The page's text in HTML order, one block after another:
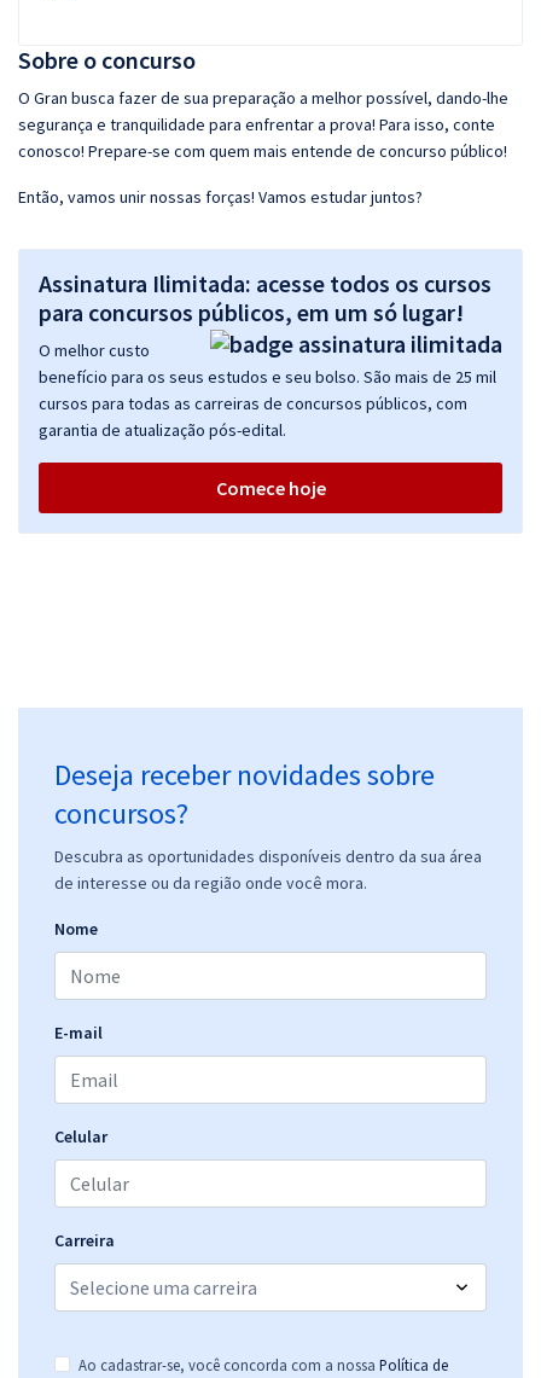
Sobre o concurso
O Gran busca fazer de sua preparação a melhor possível, dando-lhe
segurança e tranquilidade para enfrentar a prova! Para isso, conte
conosco! Prepare-se com quem mais entende de concurso público!
Então, vamos unir nossas forças! Vamos estudar juntos?
Assinatura Ilimitada: acesse todos os cursos
para concursos públicos, em um só lugar!
O melhor custo
benefício para os seus estudos e seu bolso. São mais de 25 mil
cursos para todas as carreiras de concursos públicos, com
garantia de atualização pós-edital.
Comece hoje
Deseja receber novidades sobre
concursos?
Descubra as oportunidades disponíveis dentro da sua área
de interesse ou da região onde você mora.
Nome
E-mail
Celular
Carreira
Ao cadastrar-se, você concorda com a nossa Política de